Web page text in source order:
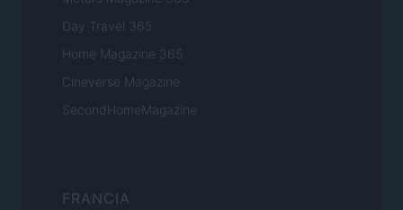
Day Travel 365
Home Magazine 365
Cineverse Magazine
SecondHomeMagazine
FRANCIA